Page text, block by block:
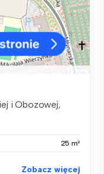
i Obozowej,
25 m²
Zobacz więcej